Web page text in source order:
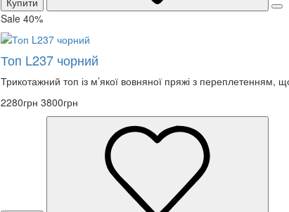
Sale 40%
Топ L237 чорний
Трикотажний топ із м’якої вовняної пряжі з переплетенням,
2280грн 3800грн